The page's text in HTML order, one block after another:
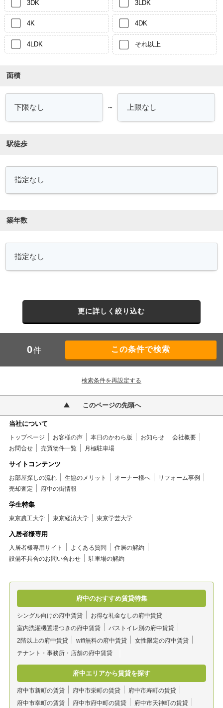
3DK 3LDK
4K 4DK
4LDK それ以上
面積
～
駅徒歩
築年数
更に詳しく絞り込む
0件
検索条件を再設定する
このページの先頭へ
当社について
トップページ お客様の声 本日のかわら版 お知らせ
会社概要
お問合せ
売買物件一覧 月極駐車場
サイトコンテンツ
お部屋探しの流れ 生協のメリット オーナー様へ
リフォーム事例
売却査定
府中の街情報
学生特集
東京農工大学 東京経済大学 東京学芸大学
入居者様専用
入居者様専用サイト よくある質問
住居の解約
設備不具合のお問い合わせ
駐車場の解約
府中のおすすめ賃貸特集
シングル向けの府中賃貸
お得な礼金なしの府中賃貸
室内洗濯機置場つきの府中賃貸
バストイレ別の府中賃貸
2階以上の府中賃貸
wifi無料の府中賃貸
女性限定の府中賃貸
テナント・事務所・店舗の府中賃貸
府中エリアから賃貸を探す
府中市新町の賃貸 府中市栄町の賃貸
府中市寿町の賃貸
府中市幸町の賃貸
府中市府中町の賃貸
府中市天神町の賃貸